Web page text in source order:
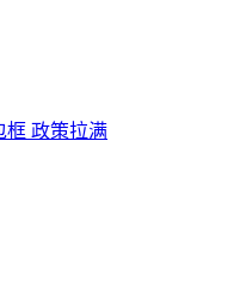
框 政策拉满